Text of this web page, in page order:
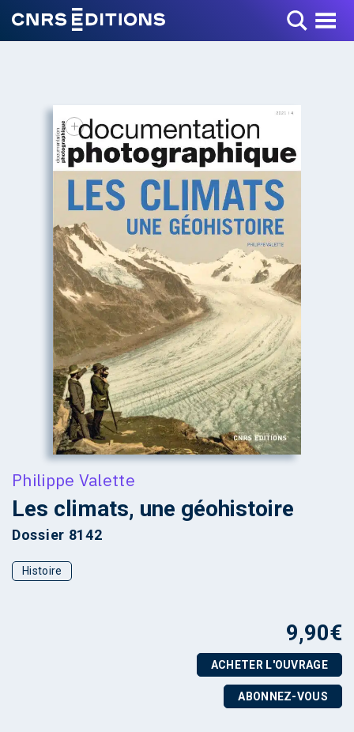
Toggle Menu
+
Philippe Valette
Les climats, une géohistoire
Dossier 8142
Histoire
9,90€
ACHETER L'OUVRAGE
ABONNEZ-VOUS